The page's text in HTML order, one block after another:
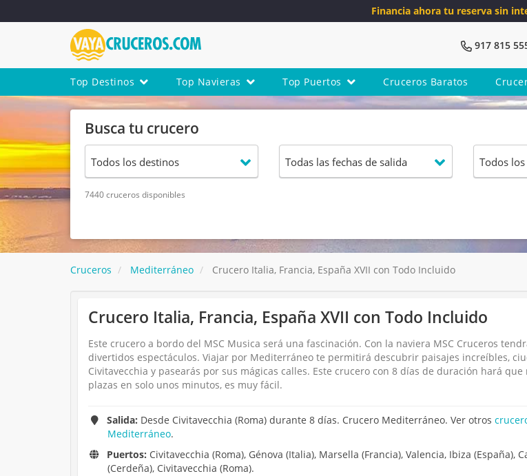
Financia ahora tu reserva sin
917 815
Top Destinos Top Navieras Top Puertos Cruceros Baratos
Busca tu crucero
7440 cruceros disponibles
Cruceros Mediterráneo Crucero Italia, Francia, España XVII con Todo Incluido
Crucero Italia, Francia, España XVII con Todo Incluido
Este crucero a bordo del MSC Musica será una fascinación. Con la naviera MSC Cruceros
divertidos espectáculos. Viajar por Mediterráneo te permitirá descubrir paisajes increíbles,
Civitavecchia y pasearás por sus mágicas calles. Este crucero con 8 días de duración hará
plazas en solo unos minutos, es muy fácil.
Salida: Desde Civitavecchia (Roma) durante 8 días. Crucero Mediterráneo. Ver otros
Mediterráneo.
Puertos: Civitavecchia (Roma), Génova (Italia), Marsella (Francia), Valencia, Ibiza (España),
(Cerdeña), Civitavecchia (Roma).